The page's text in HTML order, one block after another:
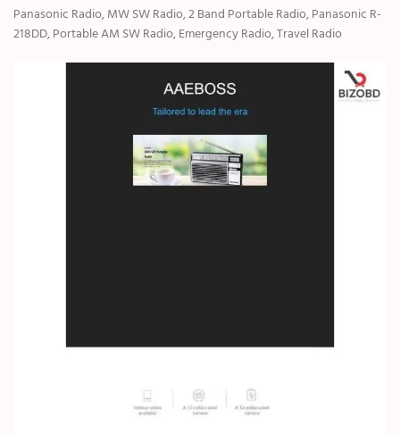
Panasonic Radio, MW SW Radio, 2 Band Portable Radio, Panasonic R-
218DD, Portable AM SW Radio, Emergency Radio, Travel Radio